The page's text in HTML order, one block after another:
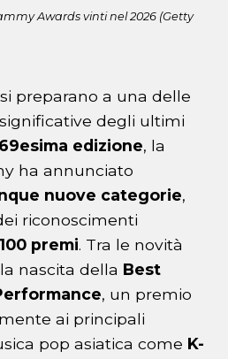
Awards vinti nel 2026 (Getty
preparano a una delle
degli ultimi
69esima edizione, la
ha annunciato
nuove categorie,
riconoscimenti
100 premi. Tra le novità
nascita della Best
, un premio
ai principali
pop asiatica come K-